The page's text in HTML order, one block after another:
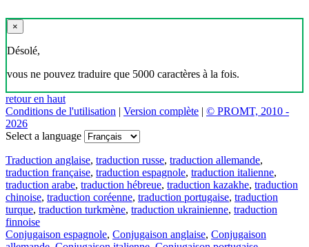
×
Désolé,
vous ne pouvez traduire que 5000 caractères à la fois.
retour en haut
Conditions de l'utilisation | Version complète | © PROMT, 2010 -
2026
Select a language
Traduction anglaise, traduction russe, traduction allemande,
traduction française, traduction espagnole, traduction italienne,
traduction arabe, traduction hébreue, traduction kazakhe, traduction
chinoise, traduction coréenne, traduction portugaise, traduction
turque, traduction turkmène, traduction ukrainienne, traduction
finnoise
Conjugaison espagnole, Conjugaison anglaise, Conjugaison